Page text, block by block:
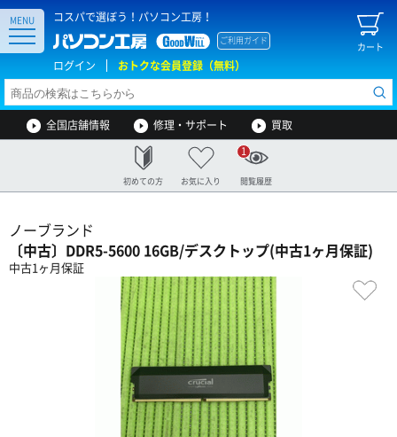
コスパで選ぼう！パソコン工房！
カート
ご利用ガイド
ログイン おトクな会員登録（無料）
MENU
全国店舗情報 修理・サポート 買取
初めての方 お気に入り 閲覧履歴
1
ノーブランド
〔中古〕DDR5-5600 16GB/デスクトップ(中古1ヶ月保証)
中古1ヶ月保証